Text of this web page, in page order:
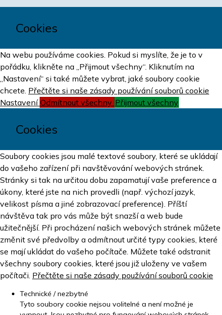
Cookies
Na webu používáme cookies. Pokud si myslíte, že je to v
pořádku, klikněte na „Přijmout všechny“. Kliknutím na
„Nastavení“ si také můžete vybrat, jaké soubory cookie
chcete. Přečtěte si naše zásady používání souborů cookie
Nastavení Odmítnout všechny Přijmout všechny
Cookies
Soubory cookies jsou malé textové soubory, které se ukládají
do vašeho zařízení při navštěvování webových stránek.
Stránky si tak na určitou dobu zapamatují vaše preference a
úkony, které jste na nich provedli (např. výchozí jazyk,
velikost písma a jiné zobrazovací preference). Příští
návštěva tak pro vás může být snazší a web bude
užitečnější. Při procházení našich webových stránek můžete
změnit své předvolby a odmítnout určité typy cookies, které
se mají ukládat do vašeho počítače. Můžete také odstranit
všechny soubory cookies, které jsou již uloženy ve vašem
počítači. Přečtěte si naše zásady používání souborů cookie
Technické / nezbytné
Tyto soubory cookie nejsou volitelné a není možné je